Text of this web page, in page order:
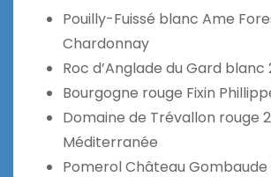
Pouilly-Fuissé blanc Ame
Chardonnay
Roc d’Anglade du Gard blanc
Bourgogne rouge Fixin
Domaine de Trévallon rouge
Méditerranée
Pomerol Château Gombaude